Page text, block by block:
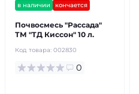
в наличии кончается
Почвосмесь "Рассада"
ТМ "ТД Киссон" 10 л.
Код товара: 002830
0